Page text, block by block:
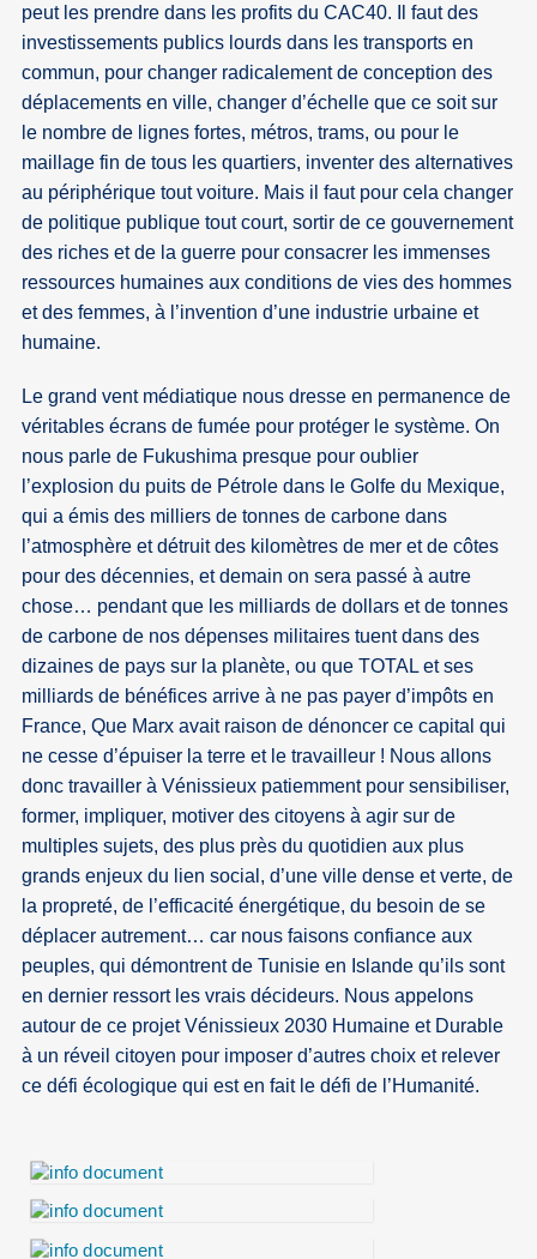
peut les prendre dans les profits du CAC40. Il faut des
investissements publics lourds dans les transports en
commun, pour changer radicalement de conception des
déplacements en ville, changer d’échelle que ce soit sur
le nombre de lignes fortes, métros, trams, ou pour le
maillage fin de tous les quartiers, inventer des alternatives
au périphérique tout voiture. Mais il faut pour cela changer
de politique publique tout court, sortir de ce gouvernement
des riches et de la guerre pour consacrer les immenses
ressources humaines aux conditions de vies des hommes
et des femmes, à l’invention d’une industrie urbaine et
humaine.
Le grand vent médiatique nous dresse en permanence de
véritables écrans de fumée pour protéger le système. On
nous parle de Fukushima presque pour oublier
l’explosion du puits de Pétrole dans le Golfe du Mexique,
qui a émis des milliers de tonnes de carbone dans
l’atmosphère et détruit des kilomètres de mer et de côtes
pour des décennies, et demain on sera passé à autre
chose… pendant que les milliards de dollars et de tonnes
de carbone de nos dépenses militaires tuent dans des
dizaines de pays sur la planète, ou que TOTAL et ses
milliards de bénéfices arrive à ne pas payer d’impôts en
France, Que Marx avait raison de dénoncer ce capital qui
ne cesse d’épuiser la terre et le travailleur ! Nous allons
donc travailler à Vénissieux patiemment pour sensibiliser,
former, impliquer, motiver des citoyens à agir sur de
multiples sujets, des plus près du quotidien aux plus
grands enjeux du lien social, d’une ville dense et verte, de
la propreté, de l’efficacité énergétique, du besoin de se
déplacer autrement… car nous faisons confiance aux
peuples, qui démontrent de Tunisie en Islande qu’ils sont
en dernier ressort les vrais décideurs. Nous appelons
autour de ce projet Vénissieux 2030 Humaine et Durable
à un réveil citoyen pour imposer d’autres choix et relever
ce défi écologique qui est en fait le défi de l’Humanité.